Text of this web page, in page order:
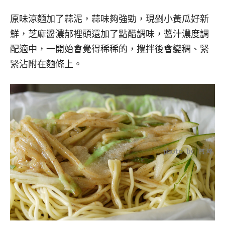
原味涼麵加了蒜泥，蒜味夠強勁，現剉小黃瓜好新
鮮，芝麻醬濃郁裡頭還加了點醋調味，醬汁濃度調
配適中，一開始會覺得稀稀的，攪拌後會變稠、緊
緊沾附在麵條上。